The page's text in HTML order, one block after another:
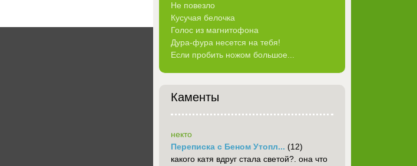
Не повезло
Кусучая белочка
Голос из магнитофона
Дура-фура несется на тебя!
Если пробить ножом большое...
Каменты
некто
Переписка с Беном Утопл... (12)
какого катя вдруг стала светой?. она что